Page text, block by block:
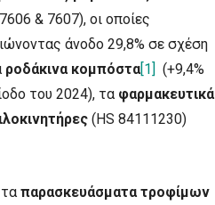
& 7607), οι οποίες
άνοδο 29,8% σε σχέση
ροδάκινα κομπόστα[1] (+9,4%
του 2024), τα φαρμακευτικά
(HS 84111230)
παρασκευάσματα τροφίμων